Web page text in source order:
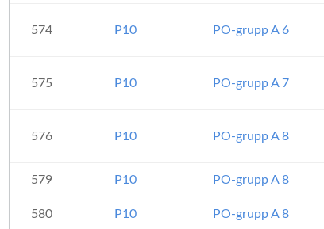
574 P10 PO-grupp A 6
575 P10 PO-grupp A 7
576 P10 PO-grupp A 8
579 P10 PO-grupp A 8
580 P10 PO-grupp A 8